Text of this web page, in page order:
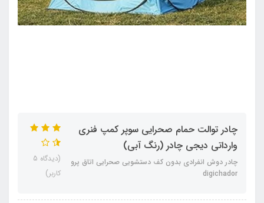
چادر توالت حمام صحرایی سوپر کمپ فنری
وارداتی دیجی چادر (رنگ آبی)
چادر دوش انفرادی بدون کف دستشویی صحرایی اتاق پرو
digichador
(دیدگاه 5
کاربر)